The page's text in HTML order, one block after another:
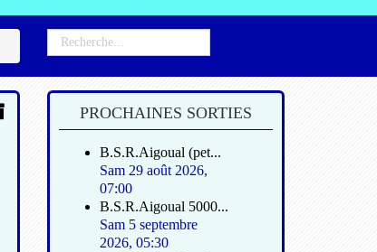
PROCHAINES SORTIES
B.S.R.Aigoual (pet...
Sam 29 août 2026,
07:00
B.S.R.Aigoual 5000...
Sam 5 septembre
2026, 05:30